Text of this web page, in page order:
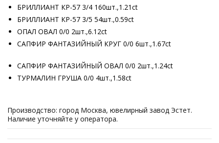
БРИЛЛИАНТ КР-57 3/4 160шт.,1.21ct
БРИЛЛИАНТ КР-57 3/5 54шт.,0.59ct
ОПАЛ ОВАЛ 0/0 2шт.,6.12ct
САПФИР ФАНТАЗИЙНЫЙ КРУГ 0/0 6шт.,1.67ct
САПФИР ФАНТАЗИЙНЫЙ ОВАЛ 0/0 2шт.,1.24ct
ТУРМАЛИН ГРУША 0/0 4шт.,1.58ct
Производство: город Москва, ювелирный завод Эстет.
Наличие уточняйте у оператора.